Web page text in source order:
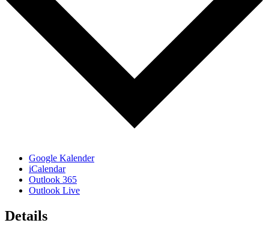
Google Kalender
iCalendar
Outlook 365
Outlook Live
Details